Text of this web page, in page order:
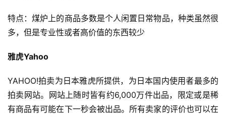
页
全
球
开
特点：煤炉上的商品多数是个人闲置日常物品，种类虽然很
多，但是专业性或者高价值的东西较少
雅虎Yahoo
YAHOO!拍卖为日本雅虎所提供，为日本国内使用者最多的
拍卖网站。网站上随时皆有约6,000万件出品，限定或是稀
有商品有可能在下一秒会被出品。所有卖家的评价也可以在